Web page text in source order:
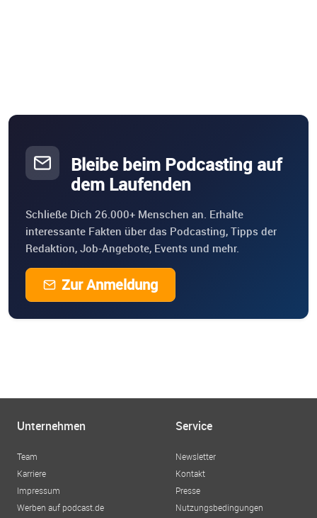
Bleibe beim Podcasting auf
dem Laufenden
Schließe Dich 26.000+ Menschen an. Erhalte
interessante Fakten über das Podcasting, Tipps der
Redaktion, Job-Angebote, Events und mehr.
Zur Anmeldung
Unternehmen
Team
Karriere
Impressum
Werben auf podcast.de
Service
Newsletter
Kontakt
Presse
Nutzungsbedingungen